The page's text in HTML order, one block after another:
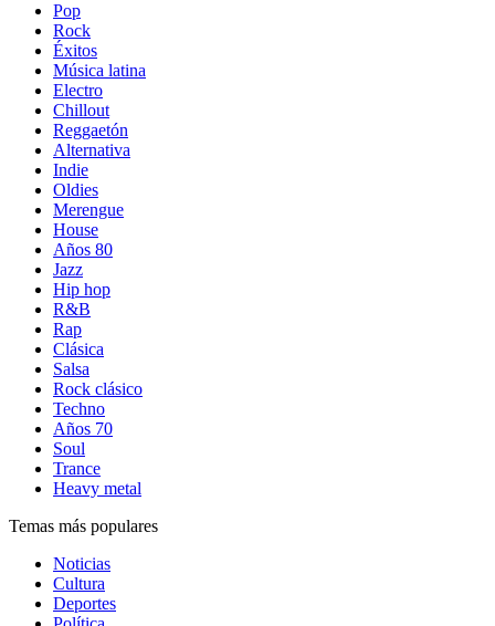
Pop
Rock
Éxitos
Música latina
Electro
Chillout
Reggaetón
Alternativa
Indie
Oldies
Merengue
House
Años 80
Jazz
Hip hop
R&B
Rap
Clásica
Salsa
Rock clásico
Techno
Años 70
Soul
Trance
Heavy metal
Temas más populares
Noticias
Cultura
Deportes